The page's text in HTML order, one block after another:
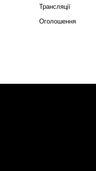
Трансляції
Оголошення